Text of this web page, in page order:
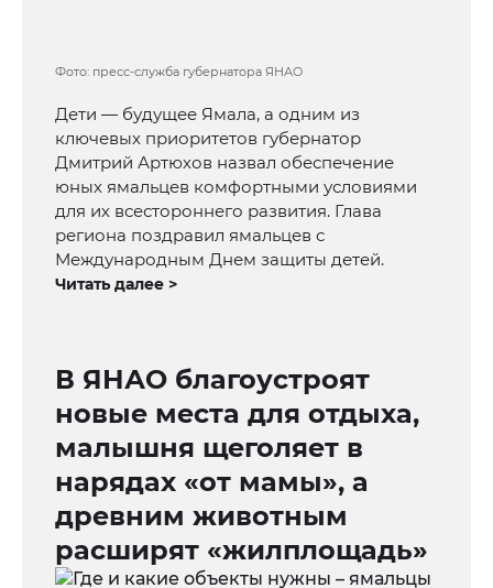
Фото: пресс-служба губернатора ЯНАО
Дети — будущее Ямала, а одним из
ключевых приоритетов губернатор
Дмитрий Артюхов назвал обеспечение
юных ямальцев комфортными условиями
для их всестороннего развития. Глава
региона поздравил ямальцев с
Международным Днем защиты детей.
Читать далее >
В ЯНАО благоустроят
новые места для отдыха,
малышня щеголяет в
нарядах «от мамы», а
древним животным
расширят «жилплощадь»